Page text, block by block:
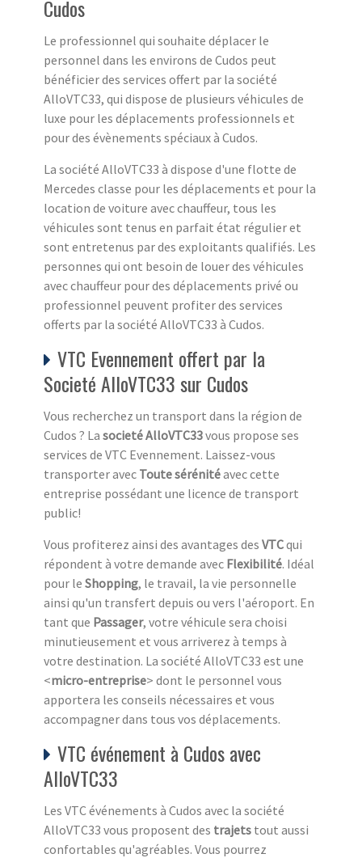
Cudos
Le professionnel qui souhaite déplacer le
personnel dans les environs de Cudos peut
bénéficier des services offert par la société
AlloVTC33, qui dispose de plusieurs véhicules de
luxe pour les déplacements professionnels et
pour des évènements spéciaux à Cudos.
La société AlloVTC33 à dispose d'une flotte de
Mercedes classe pour les déplacements et pour la
location de voiture avec chauffeur, tous les
véhicules sont tenus en parfait état régulier et
sont entretenus par des exploitants qualifiés. Les
personnes qui ont besoin de louer des véhicules
avec chauffeur pour des déplacements privé ou
professionnel peuvent profiter des services
offerts par la société AlloVTC33 à Cudos.
VTC Evennement offert par la
Societé AlloVTC33 sur Cudos
Vous recherchez un transport dans la région de
Cudos ? La societé AlloVTC33vous propose ses
services de VTC Evennement. Laissez-vous
transporter avec Toute sérénitéavec cette
entreprise possédant une licence de transport
public!
Vous profiterez ainsi des avantages des VTCqui
répondent à votre demande avec Flexibilité. Idéal
pour le Shopping, le travail, la vie personnelle
ainsi qu'un transfert depuis ou vers l'aéroport. En
tant que Passager, votre véhicule sera choisi
minutieusement et vous arriverez à temps à
votre destination. La société AlloVTC33 est une
<micro-entreprise> dont le personnel vous
apportera les conseils nécessaires et vous
accompagner dans tous vos déplacements.
VTC événement à Cudos avec
AlloVTC33
Les VTC événements à Cudos avec la société
AlloVTC33 vous proposent des trajets tout aussi
confortables qu'agréables. Vous pourrez